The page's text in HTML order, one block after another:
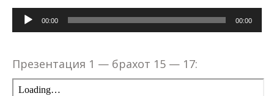
Аудиоплеер
00:00 00:00
Презентация 1 — брахот 15 — 17: